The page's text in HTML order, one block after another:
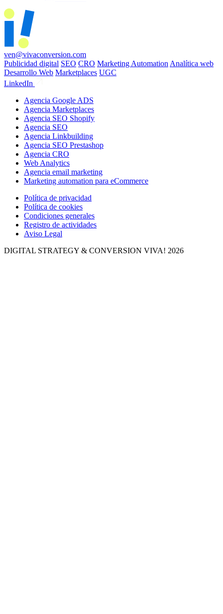
ven@vivaconversion.com
Publicidad digital SEO CRO Marketing Automation Analítica web
Desarrollo Web Marketplaces UGC
LinkedIn
Agencia Google ADS
Agencia Marketplaces
Agencia SEO Shopify
Agencia SEO
Agencia Linkbuilding
Agencia SEO Prestashop
Agencia CRO
Web Analytics
Agencia email marketing
Marketing automation para eCommerce
Política de privacidad
Política de cookies
Condiciones generales
Registro de actividades
Aviso Legal
DIGITAL STRATEGY & CONVERSION VIVA! 2026